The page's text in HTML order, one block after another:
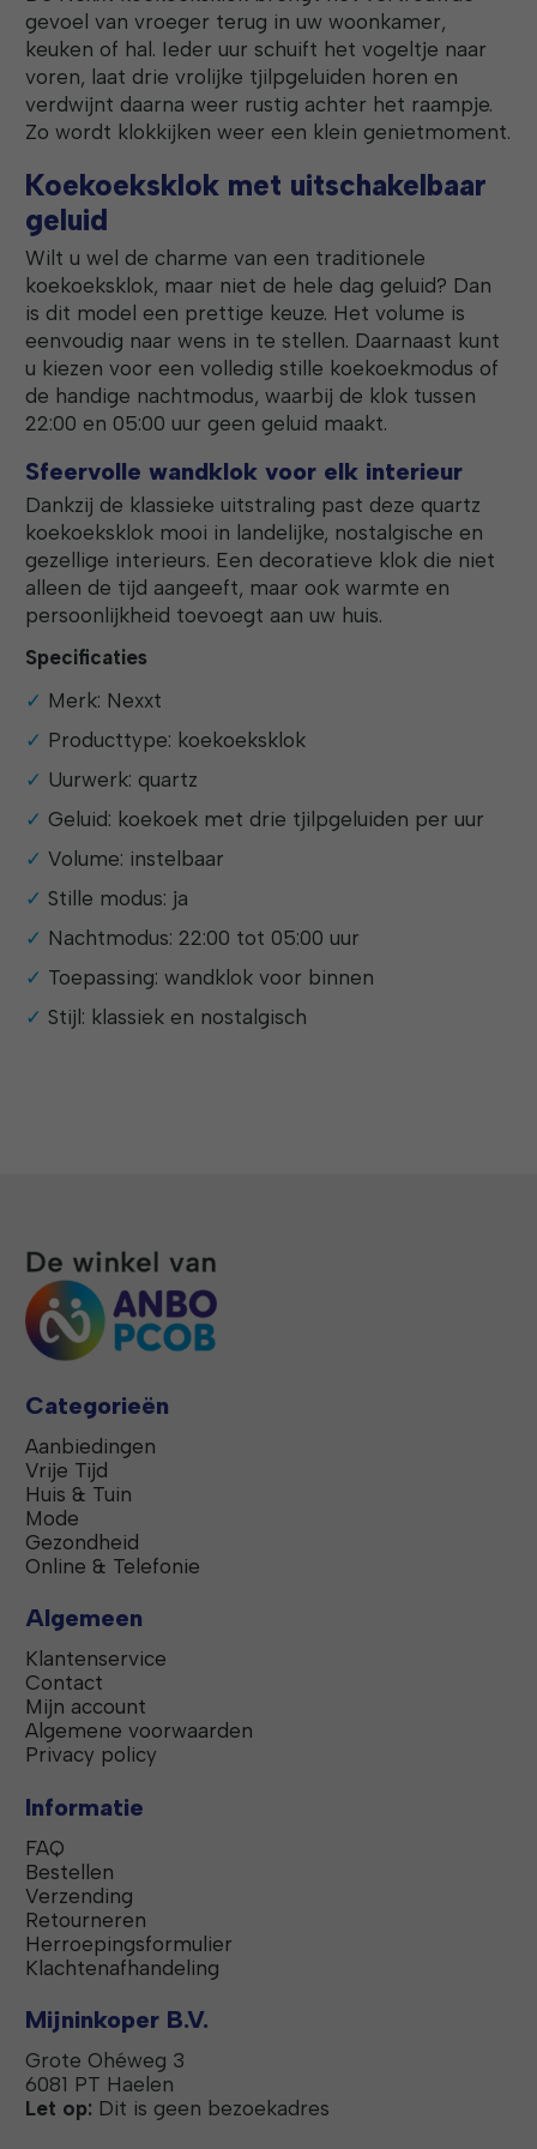
gevoel van vroeger terug in uw woonkamer,
keuken of hal. Ieder uur schuift het vogeltje naar
voren, laat drie vrolijke tjilpgeluiden horen en
verdwijnt daarna weer rustig achter het raampje.
Zo wordt klokkijken weer een klein genietmoment.
Koekoeksklok met uitschakelbaar
geluid
Wilt u wel de charme van een traditionele
koekoeksklok, maar niet de hele dag geluid? Dan
is dit model een prettige keuze. Het volume is
eenvoudig naar wens in te stellen. Daarnaast kunt
u kiezen voor een volledig stille koekoekmodus of
de handige nachtmodus, waarbij de klok tussen
22:00 en 05:00 uur geen geluid maakt.
Sfeervolle wandklok voor elk interieur
Dankzij de klassieke uitstraling past deze quartz
koekoeksklok mooi in landelijke, nostalgische en
gezellige interieurs. Een decoratieve klok die niet
alleen de tijd aangeeft, maar ook warmte en
persoonlijkheid toevoegt aan uw huis.
Specificaties
Merk: Nexxt
Producttype: koekoeksklok
Uurwerk: quartz
Geluid: koekoek met drie tjilpgeluiden per uur
Volume: instelbaar
Stille modus: ja
Nachtmodus: 22:00 tot 05:00 uur
Toepassing: wandklok voor binnen
Stijl: klassiek en nostalgisch
Categorieën
Aanbiedingen
Vrije Tijd
Huis & Tuin
Mode
Gezondheid
Online & Telefonie
Algemeen
Klantenservice
Contact
Mijn account
Algemene voorwaarden
Privacy policy
Informatie
FAQ
Bestellen
Verzending
Retourneren
Herroepingsformulier
Klachtenafhandeling
Mijninkoper B.V.
Grote Ohéweg 3
6081 PT Haelen
Let op: Dit is geen bezoekadres